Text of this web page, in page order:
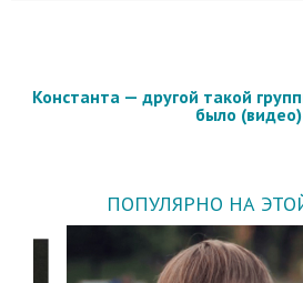
Константа — другой такой
было (видео)
ПОПУЛЯРНО НА